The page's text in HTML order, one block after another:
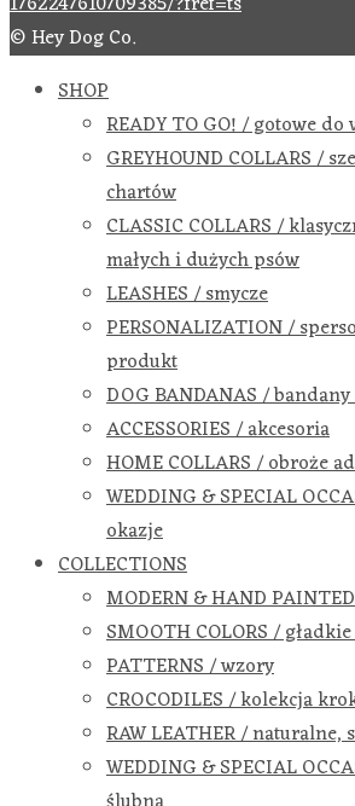
© Hey Dog Co.
SHOP
READY TO GO! / gotowe do
GREYHOUND COLLARS /
chartów
CLASSIC COLLARS /
małych i dużych psów
LEASHES / smycze
PERSONALIZATION /
produkt
DOG BANDANAS /
ACCESSORIES / akcesoria
HOME COLLARS / obroże
WEDDING & SPECIAL
okazje
COLLECTIONS
MODERN & HAND
SMOOTH COLORS /
PATTERNS / wzory
CROCODILES / kolekcja
RAW LEATHER / naturalne,
WEDDING & SPECIAL